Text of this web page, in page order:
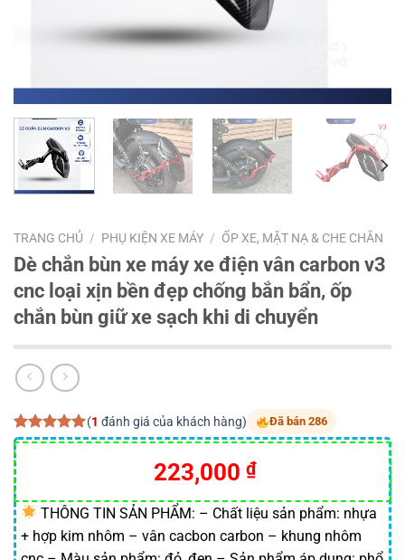
TRANG CHỦ / PHỤ KIỆN XE MÁY / ỐP XE, MẶT NẠ & CHE CHẮN
Dè chắn bùn xe máy xe điện vân carbon v3
cnc loại xịn bền đẹp chống bắn bẩn, ốp
chắn bùn giữ xe sạch khi di chuyển
5.00trên 5
dựa trên
1
đánh giá
(1 đánh giá của khách hàng) Đã bán 286
Giá
gốc
là:
320,000 ₫.
223,000 ₫Giá
hiện
tại
là:
THÔNG TIN SẢN PHẨM: – Chất liệu sản phẩm: nhựa
+ hợp kim nhôm – vân cacbon carbon – khung nhôm